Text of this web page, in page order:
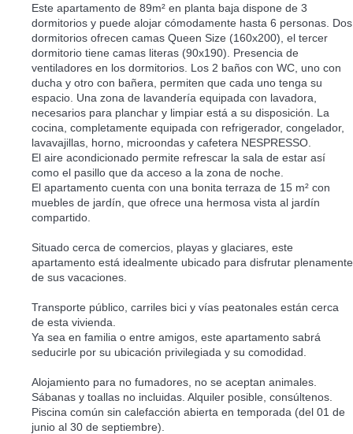
Este apartamento de 89m² en planta baja dispone de 3
dormitorios y puede alojar cómodamente hasta 6 personas. Dos
dormitorios ofrecen camas Queen Size (160x200), el tercer
dormitorio tiene camas literas (90x190). Presencia de
ventiladores en los dormitorios. Los 2 baños con WC, uno con
ducha y otro con bañera, permiten que cada uno tenga su
espacio. Una zona de lavandería equipada con lavadora,
necesarios para planchar y limpiar está a su disposición. La
cocina, completamente equipada con refrigerador, congelador,
lavavajillas, horno, microondas y cafetera NESPRESSO.
El aire acondicionado permite refrescar la sala de estar así
como el pasillo que da acceso a la zona de noche.
El apartamento cuenta con una bonita terraza de 15 m² con
muebles de jardín, que ofrece una hermosa vista al jardín
compartido.
Situado cerca de comercios, playas y glaciares, este
apartamento está idealmente ubicado para disfrutar plenamente
de sus vacaciones.
Transporte público, carriles bici y vías peatonales están cerca
de esta vivienda.
Ya sea en familia o entre amigos, este apartamento sabrá
seducirle por su ubicación privilegiada y su comodidad.
Alojamiento para no fumadores, no se aceptan animales.
Sábanas y toallas no incluidas. Alquiler posible, consúltenos.
Piscina común sin calefacción abierta en temporada (del 01 de
junio al 30 de septiembre).